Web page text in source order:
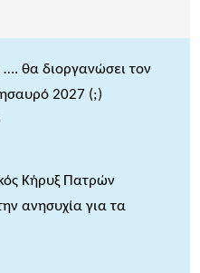
θα διοργανώσει τον
2027 (;)
Κήρυξ Πατρών
ανησυχία για τα